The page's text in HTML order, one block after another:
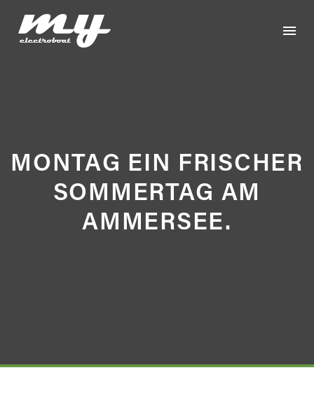
MONTAG EIN FRISCHER
SOMMERTAG AM
AMMERSEE.